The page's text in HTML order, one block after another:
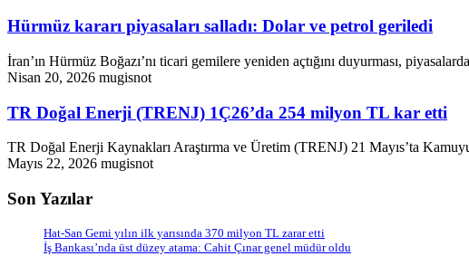
Hürmüz kararı piyasaları salladı: Dolar ve petrol geriledi
İran’ın Hürmüz Boğazı’nı ticari gemilere yeniden açtığını duyurması,
Nisan 20, 2026 mugisnot
TR Doğal Enerji (TRENJ) 1Ç26’da 254 milyon TL kar etti
TR Doğal Enerji Kaynakları Araştırma ve Üretim (TRENJ) 21 Mayıs’ta
Mayıs 22, 2026 mugisnot
Son Yazılar
Hat-San Gemi yılın ilk yarısında 370 milyon TL zarar etti
İş Bankası’nda üst düzey atama: Cahit Çınar genel müdür oldu